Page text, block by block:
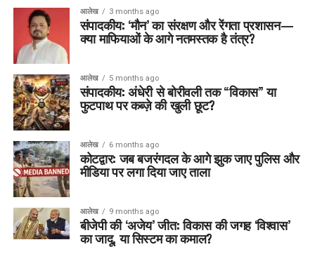
आलेख 3 months ago
संपादकीय: ‘मौन’ का संरक्षण और रेंगता प्रशासन—
क्या माफियाओं के आगे नतमस्तक है तंत्र?
आलेख 5 months ago
संपादकीय: अंधेरी से बोरीवली तक “विकास” या
फुटपाथ पर कब्ज़े की खुली छूट?
आलेख 6 months ago
कोटद्वार: जब बजरंगदल के आगे झुक जाए पुलिस और
मीडिया पर लगा दिया जाए ताला
आलेख 9 months ago
बीजेपी की ‘अजेय’ जीत: विकास की जगह ‘विश्वास’
का जादू, या सिस्टम का कमाल?